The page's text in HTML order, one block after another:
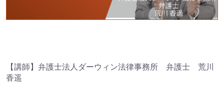
【講師】弁護士法人ダーウィン法律事務所 弁護士 荒川
香遥